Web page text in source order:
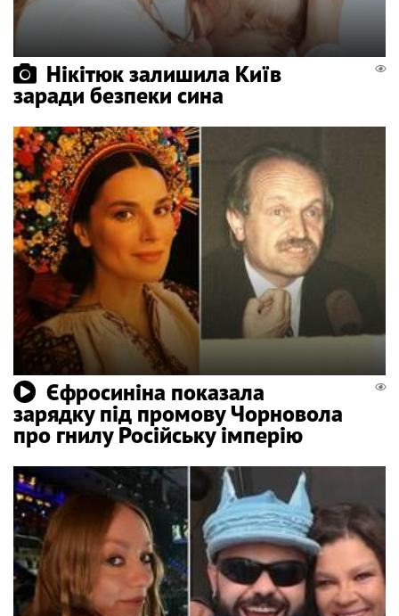
Нікітюк залишила Київ
заради безпеки сина
Єфросиніна показала
зарядку під промову Чорновола
про гнилу Російську імперію